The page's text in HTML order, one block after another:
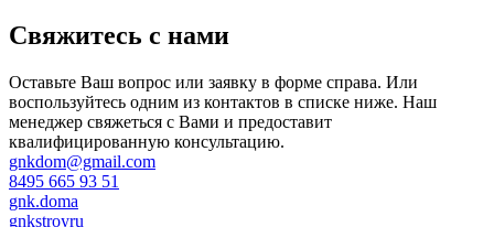
Свяжитесь с нами
Оставьте Ваш вопрос или заявку в форме справа. Или
воспользуйтесь одним из контактов в списке ниже. Наш
менеджер свяжеться с Вами и предоставит
квалифицированную консультацию.
gnkdom@gmail.com
8495 665 93 51
gnk.doma
gnkstroyru